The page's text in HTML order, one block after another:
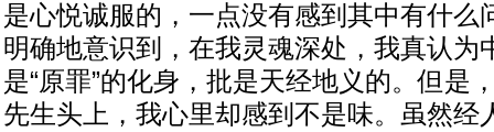
是心悦诚服的，一点没有感到其中有什么
明确地意识到，在我灵魂深处，我真认为
是“原罪”的化身，批是天经地义的。但是
先生头上，我心里却感到不是味。虽然经